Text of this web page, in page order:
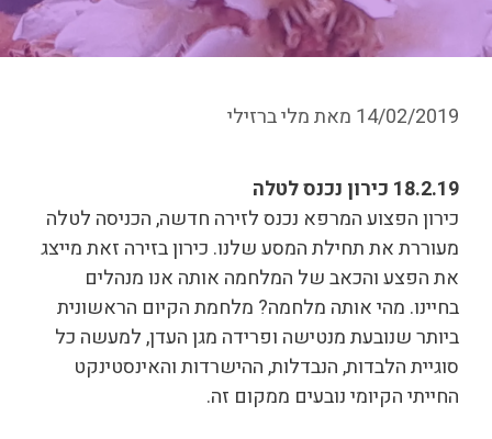
14/02/2019 מאתמלי ברזילי
18.2.19 כירון נכנס לטלה
כירון הפצוע המרפא נכנס לזירה חדשה, הכניסה לטלה
מעוררת את תחילת המסע שלנו. כירון בזירה זאת מייצג
את הפצע והכאב של המלחמה אותה אנו מנהלים
בחיינו. מהי אותה מלחמה? מלחמת הקיום הראשונית
ביותר שנובעת מנטישה ופרידה מגן העדן, למעשה כל
סוגיית הלבדות, הנבדלות, ההישרדות והאינסטינקט
החייתי הקיומי נובעים ממקום זה.